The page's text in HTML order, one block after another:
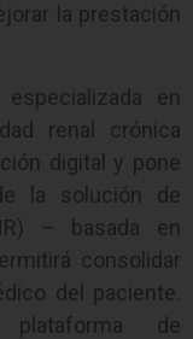
la prestación
en
renal crónica
digital y pone
la solución de
– basada en
consolidar
del paciente.
de